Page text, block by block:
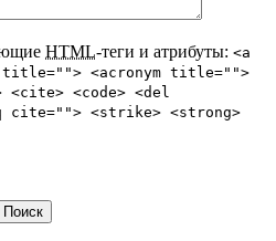
HTML-теги и атрибуты: <a
<acronym title="">
<cite> <code> <del
cite=""> <strike> <strong>